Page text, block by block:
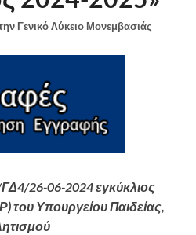
Γενικό Λύκειο Μονεμβασιάς
26-06-2024 εγκύκλιος
Υπουργείου Παιδείας,